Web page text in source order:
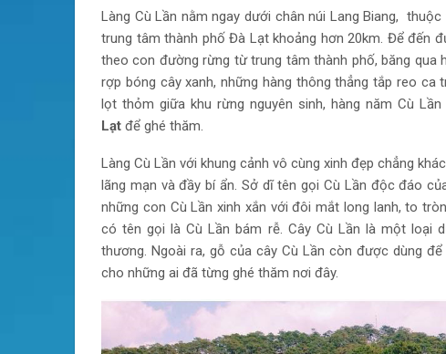
Làng Cù Lần nằm ngay dưới chân núi Lang Biang,
trung tâm thành phố Đà Lạt khoảng hơn 20km. Để đến
theo con đường rừng từ trung tâm thành phố, băng
rợp bóng cây xanh, những hàng thông thẳng tắp reo
lọt thỏm giữa khu rừng nguyên sinh, hàng năm Cù
Lạt để ghé thăm.
Làng Cù Lần với khung cảnh vô cùng xinh đẹp chẳng
lãng mạn và đầy bí ẩn. Sở dĩ tên gọi Cù Lần độc đáo
những con Cù Lần xinh xắn với đôi mắt long lanh, to
có tên gọi là Cù Lần bám rễ. Cây Cù Lần là một loại
thương. Ngoài ra, gỗ của cây Cù Lần còn được dùng
cho những ai đã từng ghé thăm nơi đây.